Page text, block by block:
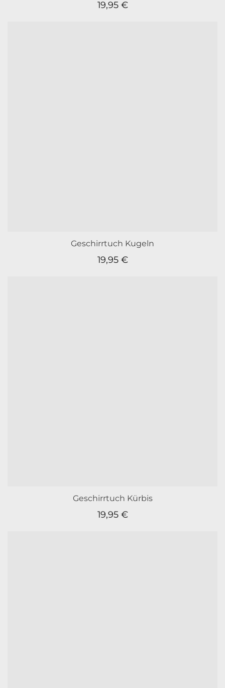
19,95 €
Geschirrtuch Kugeln
19,95 €
Geschirrtuch Kürbis
19,95 €